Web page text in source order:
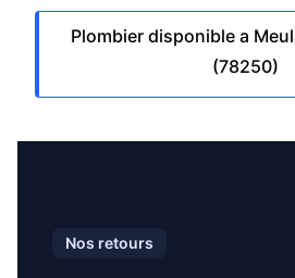
Plombier disponible a
(78250)
Nos retours